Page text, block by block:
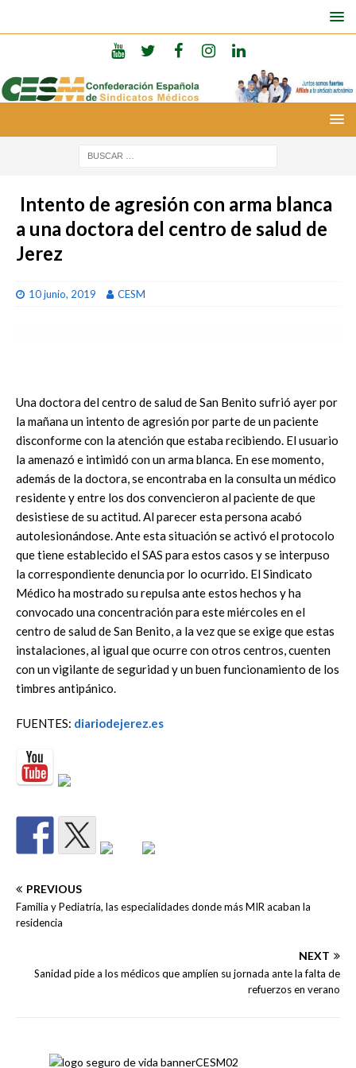
Intento de agresión con arma blanca
a una doctora del centro de salud de
Jerez
10 junio, 2019 CESM
Una doctora del centro de salud de San Benito sufrió ayer por
la mañana un intento de agresión por parte de un paciente
disconforme con la atención que estaba recibiendo. El usuario
la amenazó e intimidó con un arma blanca. En ese momento,
además de la doctora, se encontraba en la consulta un médico
residente y entre los dos convencieron al paciente de que
desistiese de su actitud. Al parecer esta persona acabó
autolesionándose. Ante esta situación se activó el protocolo
que tiene establecido el SAS para estos casos y se interpuso
la correspondiente denuncia por lo ocurrido. El Sindicato
Médico ha mostrado su repulsa ante estos hechos y ha
convocado una concentración para este miércoles en el
centro de salud de San Benito, a la vez que se exige que estas
instalaciones, al igual que ocurre con otros centros, cuenten
con un vigilante de seguridad y un buen funcionamiento de los
timbres antipánico.
FUENTES: diariodejerez.es
PREVIOUS
Familia y Pediatría, las especialidades donde más MIR acaban la
residencia
NEXT
Sanidad pide a los médicos que amplíen su jornada ante la falta de
refuerzos en verano